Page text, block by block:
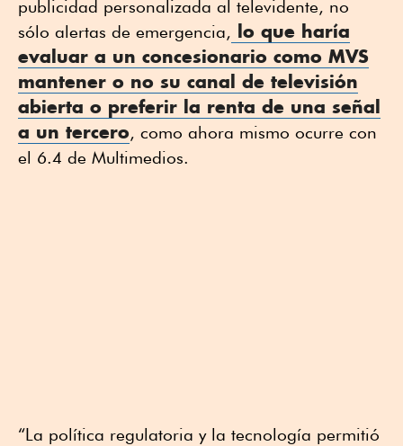
publicidad personalizada al televidente, no
sólo alertas de emergencia, lo que haría
evaluar a un concesionario como MVS
mantener o no su canal de televisión
abierta o preferir la renta de una señal
a un tercero, como ahora mismo ocurre con
el 6.4 de Multimedios.
“La política regulatoria y la tecnología permitió